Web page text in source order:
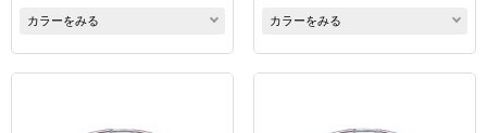
カラーをみる カラーをみる